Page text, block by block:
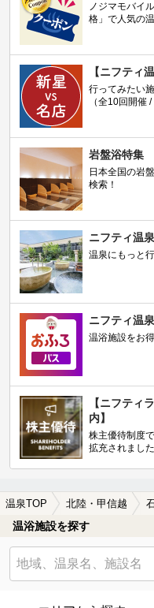
ノジマモバイ
格」で人気の
【ニフティ
行ってみたい
（全10回開催
岩盤浴特集
日本全国の岩
検索！
ニフティ温
温泉にもっと
ニフティ温
温浴施設をお
【ニフティ
内】
株主優待制度
拡充されました
温泉TOP 北陸・甲信越
温浴施設を探す